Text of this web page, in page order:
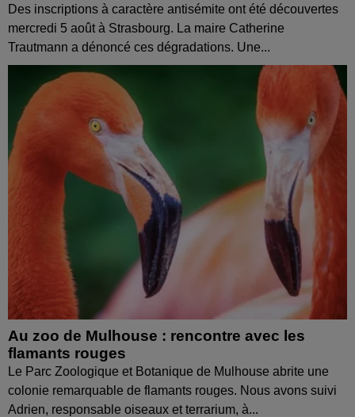
Des inscriptions à caractère antisémite ont été découvertes
mercredi 5 août à Strasbourg. La maire Catherine
Trautmann a dénoncé ces dégradations. Une...
Au zoo de Mulhouse : rencontre avec les
flamants rouges
Le Parc Zoologique et Botanique de Mulhouse abrite une
colonie remarquable de flamants rouges. Nous avons suivi
Adrien, responsable oiseaux et terrarium, à...